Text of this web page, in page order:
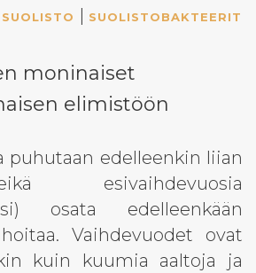
SUOLISTO | SUOLISTOBAKTEERIT
moninaiset
elimistöön
puhutaan edelleenkin liian
esivaihdevuosia
osata edelleenkään
Vaihdevuodet ovat
kuin kuumia aaltoja ja